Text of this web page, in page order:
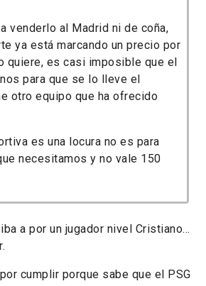
venderlo al Madrid ni de coña,
ya está marcando un precio por
quiere, es casi imposible que el
para que se lo lleve el
otro equipo que ha ofrecido
es una locura no es para
necesitamos y no vale 150
a por un jugador nivel Cristiano...
cumplir porque sabe que el PSG